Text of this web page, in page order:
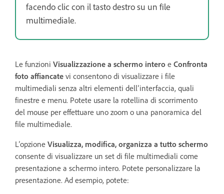
facendo clic con il tasto destro su un file
multimediale.
Le funzioni Visualizzazione a schermo intero e Confronta
foto affiancate vi consentono di visualizzare i file
multimediali senza altri elementi dell’interfaccia, quali
finestre e menu. Potete usare la rotellina di scorrimento
del mouse per effettuare uno zoom o una panoramica del
file multimediale.
L’opzione Visualizza, modifica, organizza a tutto schermo
consente di visualizzare un set di file multimediali come
presentazione a schermo intero. Potete personalizzare la
presentazione. Ad esempio, potete: